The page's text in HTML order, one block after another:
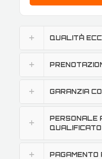
QUALITÀ
GARANZIA
PERSONALE
QUALIFICATO
PAGAMENTO